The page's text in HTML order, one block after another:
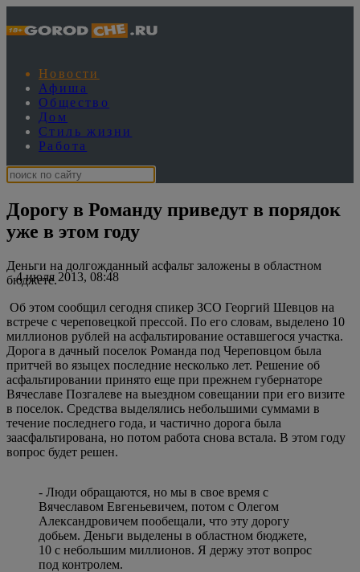
Новости
Афиша
Общество
Дом
Стиль жизни
Работа
Дорогу в Романду приведут в порядок
уже в этом году
4 июля 2013, 08:48
Деньги на долгожданный асфальт заложены в областном
бюджете.
Об этом сообщил сегодня спикер ЗСО Георгий Шевцов на
встрече с череповецкой прессой. По его словам, выделено 10
миллионов рублей на асфальтирование оставшегося участка.
Дорога в дачный поселок Романда под Череповцом была
притчей во языцех последние несколько лет. Решение об
асфальтировании принято еще при прежнем губернаторе
Вячеславе Позгалеве на выездном совещании при его визите
в поселок. Средства выделялись небольшими суммами в
течение последнего года, и частично дорога была
заасфальтирована, но потом работа снова встала. В этом году
вопрос будет решен.
- Люди обращаются, но мы в свое время с
Вячеславом Евгеньевичем, потом с Олегом
Александровичем пообещали, что эту дорогу
добьем. Деньги выделены в областном бюджете,
10 с небольшим миллионов. Я держу этот вопрос
под контролем.